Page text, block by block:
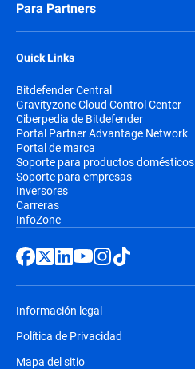
Para Partners
Quick Links
Bitdefender Central
Gravityzone Cloud Control Center
Ciberpedia de Bitdefender
Portal Partner Advantage Network
Portal de marca
Soporte para productos domésticos
Soporte para empresas
Inversores
Carreras
InfoZone
Información legal
Política de Privacidad
Mapa del sitio